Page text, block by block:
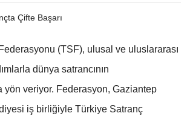
(TSF), ulusal ve uluslararası
dünya satrancının
yön veriyor. Federasyon, Gaziantep
iş birliğiyle Türkiye Satranç